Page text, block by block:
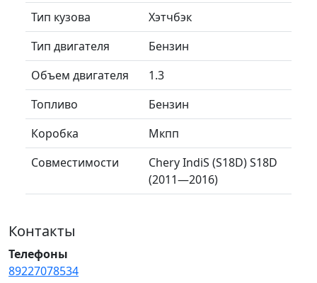
Тип кузова
Хэтчбэк
Тип двигателя
Бензин
Объем двигателя
1.3
Топливо
Бензин
Коробка
Мкпп
Совместимости
Chery IndiS (S18D) S18D
(2011—2016)
Контакты
Телефоны
89227078534